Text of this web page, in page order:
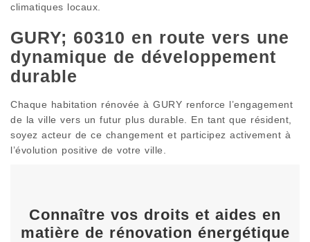
climatiques locaux.
GURY; 60310 en route vers une
dynamique de développement
durable
Chaque habitation rénovée à GURY renforce l’engagement
de la ville vers un futur plus durable. En tant que résident,
soyez acteur de ce changement et participez activement à
l’évolution positive de votre ville.
Connaître vos droits et aides en
matière de rénovation énergétique